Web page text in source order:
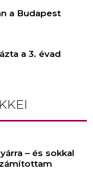
a Budapest
a 3. évad
– és sokkal